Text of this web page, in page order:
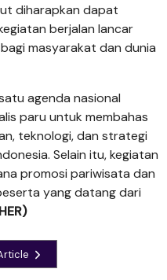
diharapkan dapat
berjalan lancar
masyarakat dan dunia
agenda nasional
paru untuk membahas
teknologi, dan strategi
Selain itu, kegiatan
promosi pariwisata dan
yang datang dari
HER)